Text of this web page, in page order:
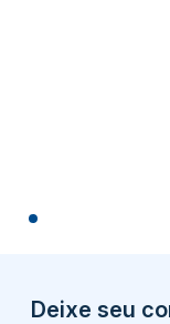
Deixe seu